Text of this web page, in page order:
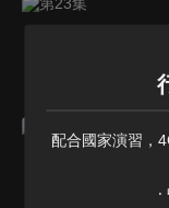
配合國家演習，